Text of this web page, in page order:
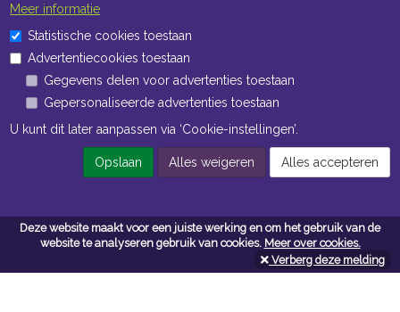
Deze website maakt voor een juiste werking en om het gebruik van de
website te analyseren gebruik van cookies. Meer over cookies.
Verberg deze melding
Openingstijden Kantoor
Openingstijden Magazijn
Navigatie
Algemene voorwaarden
Privacy
Meer informatie
Statistische cookies toestaan
Advertentiecookies toestaan
Gegevens delen voor advertenties toestaan
Gepersonaliseerde advertenties toestaan
U kunt dit later aanpassen via ‘Cookie-instellingen’.
Opslaan Alles weigeren Alles accepteren